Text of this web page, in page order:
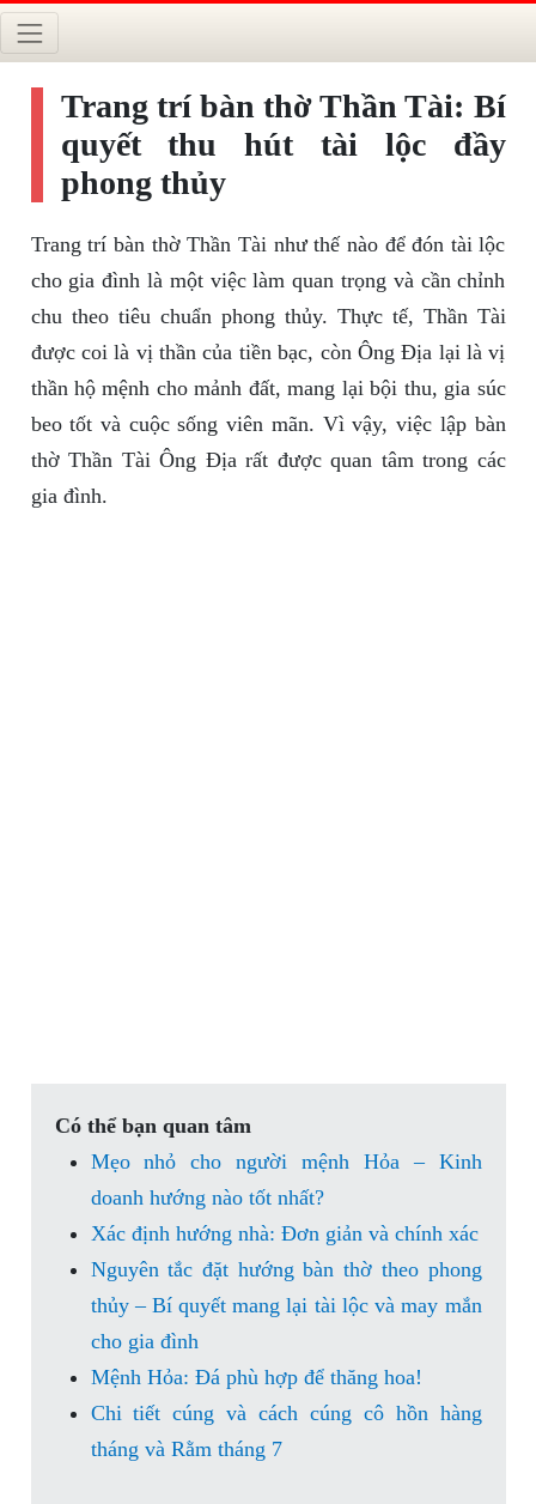
Trang trí bàn thờ Thần Tài: Bí
quyết thu hút tài lộc đầy
phong thủy
Trang trí bàn thờ Thần Tài như thế nào để đón tài lộc
cho gia đình là một việc làm quan trọng và cần chỉnh
chu theo tiêu chuẩn phong thủy. Thực tế, Thần Tài
được coi là vị thần của tiền bạc, còn Ông Địa lại là vị
thần hộ mệnh cho mảnh đất, mang lại bội thu, gia súc
beo tốt và cuộc sống viên mãn. Vì vậy, việc lập bàn
thờ Thần Tài Ông Địa rất được quan tâm trong các
gia đình.
Có thể bạn quan tâm
Mẹo nhỏ cho người mệnh Hỏa – Kinh
doanh hướng nào tốt nhất?
Xác định hướng nhà: Đơn giản và chính xác
Nguyên tắc đặt hướng bàn thờ theo phong
thủy – Bí quyết mang lại tài lộc và may mắn
cho gia đình
Mệnh Hỏa: Đá phù hợp để thăng hoa!
Chi tiết cúng và cách cúng cô hồn hàng
tháng và Rằm tháng 7